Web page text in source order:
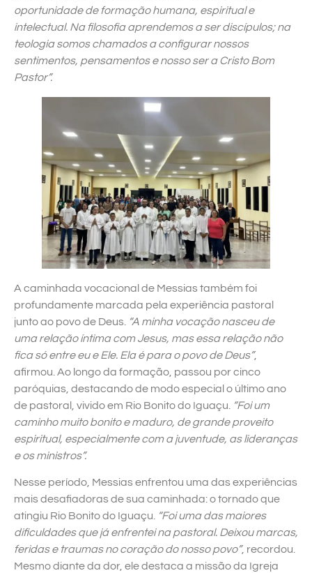
oportunidade de formação humana, espiritual e
intelectual. Na filosofia aprendemos a ser discípulos; na
teologia somos chamados a configurar nossos
sentimentos, pensamentos e nosso ser a Cristo Bom
Pastor”.
A caminhada vocacional de Messias também foi
profundamente marcada pela experiência pastoral
junto ao povo de Deus.
“A minha vocação nasceu de
uma relação íntima com Jesus, mas essa relação não
fica só entre eu e Ele. Ela é para o povo de Deus”,
afirmou. Ao longo da formação, passou por cinco
paróquias, destacando de modo especial o último ano
de pastoral, vivido em Rio Bonito do Iguaçu.
“Foi um
caminho muito bonito e maduro, de grande proveito
espiritual, especialmente com a juventude, as lideranças
e os ministros”.
Nesse período, Messias enfrentou uma das experiências
mais desafiadoras de sua caminhada: o tornado que
atingiu Rio Bonito do Iguaçu. “Foi uma das maiores
dificuldades que já enfrentei na pastoral. Deixou marcas,
feridas e traumas no coração do nosso povo”, recordou.
Mesmo diante da dor, ele destaca a missão da Igreja